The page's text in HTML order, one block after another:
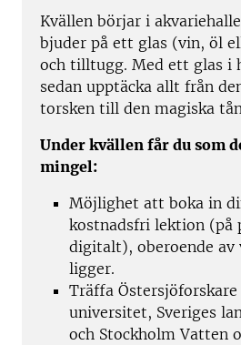
Kvällen börjar i
bjuder på ett glas (vin, öl
och tilltugg. Med ett glas i
sedan upptäcka allt från
torsken till den magiska
Under kvällen får du som
mingel:
Möjlighet att boka in
kostnadsfri lektion (på
digitalt), oberoende av
ligger.
Träffa
universitet, Sveriges
och Stockholm Vatten